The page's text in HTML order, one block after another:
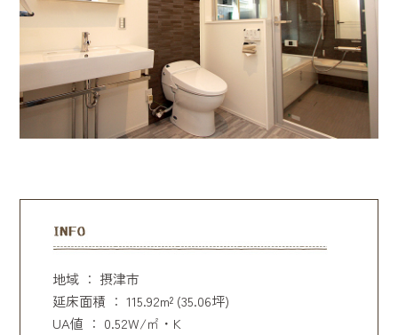
地域 ： 摂津市
延床面積 ： 115.92m² (35.06坪)
UA値 ： 0.52W/㎡・K